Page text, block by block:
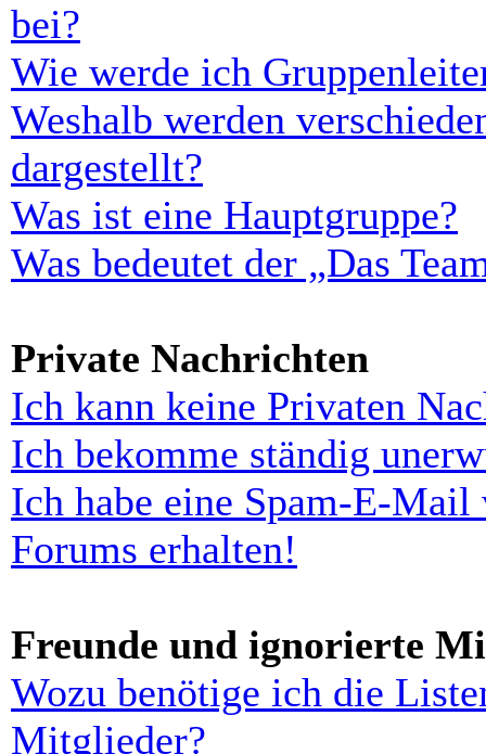
bei?
Wie werde ich
Weshalb werden
dargestellt?
Was ist eine Hauptgruppe?
Was bedeutet der „Das
Private Nachrichten
Ich kann keine Privaten
Ich bekomme ständig
Ich habe eine Spam-E-
Forums erhalten!
Freunde und ignorierte
Wozu benötige ich die
Mitglieder?